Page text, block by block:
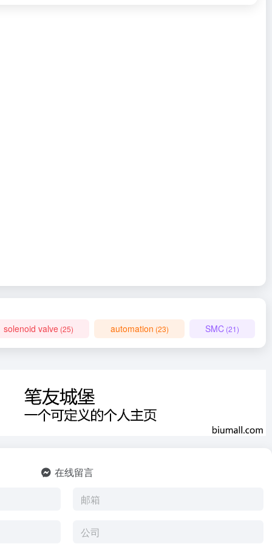
solenoid valve (25) automation (23) SMC(21)
在线留言